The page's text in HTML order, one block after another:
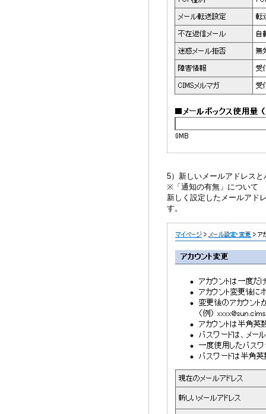
5）新しいメールアドレス
※「通知の有無」について
新しく設定したメールアド
す。